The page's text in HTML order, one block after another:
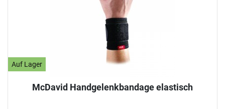
Auf Lager
McDavid Handgelenkbandage elastisch